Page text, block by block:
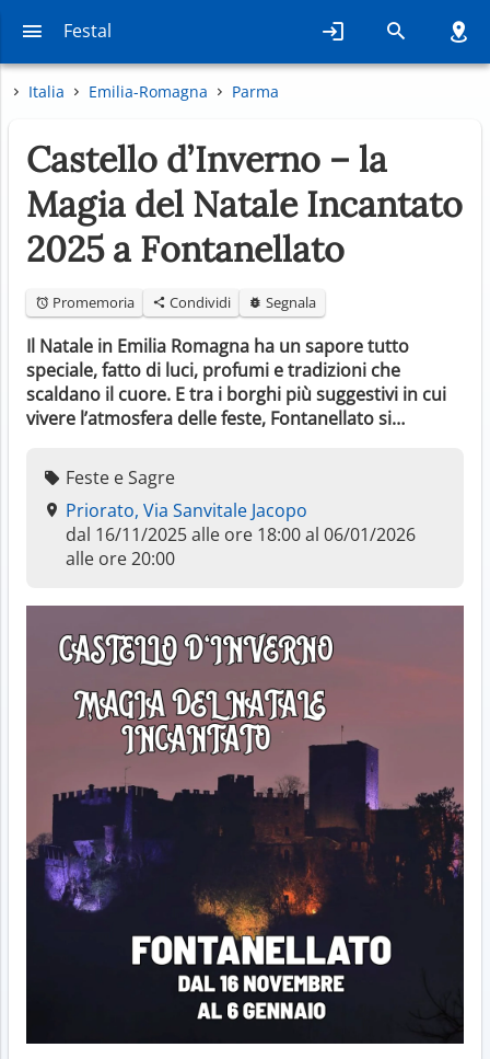
Festal
Italia Emilia-Romagna Parma
Castello d’Inverno – la
Magia del Natale Incantato
2025 a Fontanellato
Promemoria Condividi Segnala
Il Natale in Emilia Romagna ha un sapore tutto
speciale, fatto di luci, profumi e tradizioni che
scaldano il cuore. E tra i borghi più suggestivi in cui
vivere l’atmosfera delle feste, Fontanellato si…
Feste e Sagre
Priorato, Via Sanvitale Jacopo
dal 16/11/2025 alle ore 18:00 al 06/01/2026
alle ore 20:00